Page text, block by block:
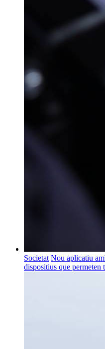
Societat Nou aplicatiu
dispositius que permeten